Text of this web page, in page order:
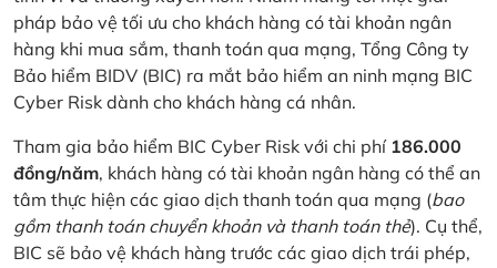
pháp bảo vệ tối ưu cho khách hàng có tài khoản ngân
hàng khi mua sắm, thanh toán qua mạng, Tổng Công ty
Bảo hiểm BIDV (BIC) ra mắt bảo hiểm an ninh mạng BIC
Cyber Risk dành cho khách hàng cá nhân.
Tham gia bảo hiểm BIC Cyber Risk với chi phí 186.000
đồng/năm, khách hàng có tài khoản ngân hàng có thể an
tâm thực hiện các giao dịch thanh toán qua mạng (bao
gồm thanh toán chuyển khoản và thanh toán thẻ). Cụ thể,
BIC sẽ bảo vệ khách hàng trước các giao dịch trái phép,